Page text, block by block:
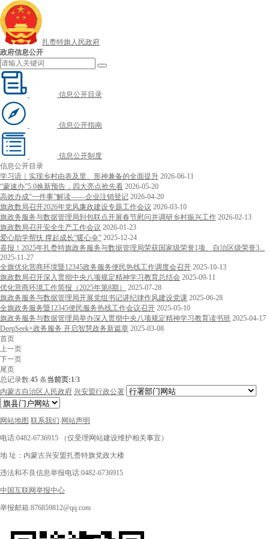
扎赉特旗人民政府
政府信息公开
信息公开目录
信息公开指南
信息公开制度
信息公开目录
学习语｜实现乡村由表及里、形神兼备的全面提升 2026-06-11
“蒙速办”5.0换新预告，四大亮点抢先看 2026-05-20
高效办成“一件事”解读——企业注销登记 2026-04-20
旗政数局召开2026年党风廉政建设专题工作会议 2026-03-10
旗政务服务与数据管理局到包联点开展春节慰问并调研乡村振兴工作 2026-02-13
旗政数局召开安全生产工作会议 2026-01-23
爱心助学帮扶 撑起成长“暖心伞” 2025-12-24
喜报！2025年扎赉特旗政务服务与数据管理局荣获国家级荣誉1项、自治区级荣誉3...
2025-11-27
全旗优化营商环境暨12345政务服务便民热线工作调度会召开 2025-10-13
旗政数局召开深入贯彻中央八项规定精神学习教育总结会 2025-09-11
优化营商环境工作简报（2025年第8期）
2025-07-28
旗政务服务与数据管理局开展党组书记讲纪律作风建设党课 2025-06-28
全旗政务服务暨12345便民服务热线工作会议召开 2025-05-10
旗政务服务与数据管理局举办深入贯彻中央八项规定精神学习教育读书班 2025-04-17
DeepSeek+政务服务 开启智慧政务新篇章 2025-03-08
首页
上一页
下一页
尾页
总记录数:45 条当前页:1/3
内蒙古自治区人民政府 兴安盟行政公署
网站地图 联系我们 网站声明
电话:0482-6736915 （仅受理网站建设维护相关事宜）
地 址：内蒙古兴安盟扎赉特旗党政大楼
违法和不良信息举报电话:0482-6736915
中国互联网举报中心
举报邮箱:876859812@qq.com